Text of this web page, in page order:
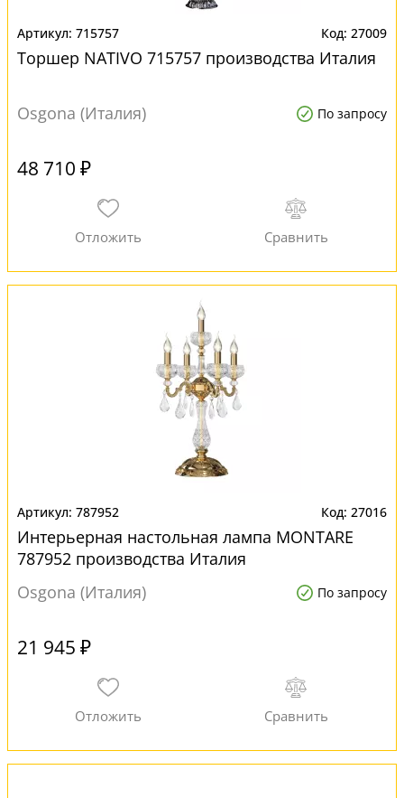
715757 27009
Торшер NATIVO 715757 производства Италия
Osgona (Италия) По запросу
48 710 ₽
787952 27016
Интерьерная настольная лампа MONTARE
787952 производства Италия
Osgona (Италия)
По запросу
21 945 ₽